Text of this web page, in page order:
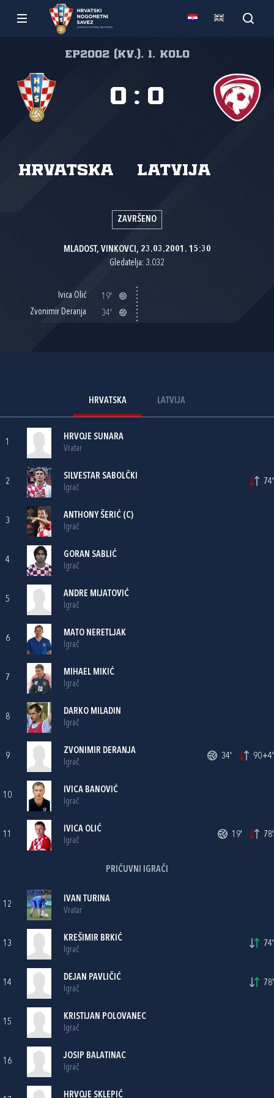
EP2002 (kv.), 1. kolo
Hrvatska Latvija
0 : 0
ZAVRŠENO
MLADOST, VINKOVCI, 23.03.2001. 15:30
Gledatelja: 3.032
Ivica Olić
19'
Zvonimir Deranja
34'
HRVATSKA LATVIJA
1
HRVOJE SUNARA
Vratar
2
SILVESTAR SABOLČKI
Igrač
74'
3
ANTHONY ŠERIĆ (C)
Igrač
4
GORAN SABLIĆ
Igrač
5
ANDRE MIJATOVIĆ
Igrač
6
MATO NERETLJAK
Igrač
7
MIHAEL MIKIĆ
Igrač
8
DARKO MILADIN
Igrač
9
ZVONIMIR DERANJA
Igrač
34' 90+4'
10
IVICA BANOVIĆ
Igrač
11
IVICA OLIĆ
Igrač
19' 78'
PRIČUVNI IGRAČI
12
IVAN TURINA
Vratar
13
KREŠIMIR BRKIĆ
Igrač
74'
14
DEJAN PAVLIČIĆ
Igrač
78'
15
KRISTIJAN POLOVANEC
Igrač
16
JOSIP BALATINAC
Igrač
HRVOJE SKLEPIĆ